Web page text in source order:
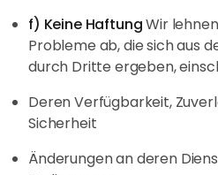
f) Keine HaftungWir
Probleme ab, die sich aus
durch Dritte ergeben,
Deren Verfügbarkeit,
Sicherheit
Änderungen an deren